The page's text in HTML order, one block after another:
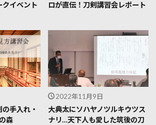
クイベント
ロが直伝！刀剣講習会レポート
手入れ・
森
2022年11月9日
大典太にソハヤノツルキウツス
ナリ…天下人も愛した筑後の刀